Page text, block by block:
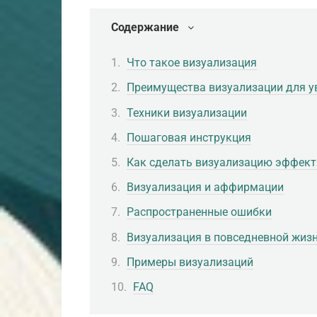
Содержание
Что такое визуализация
Преимущества визуализации для
Техники визуализации
Пошаговая инструкция
Как сделать визуализацию
Визуализация и аффирмации
Распространенные ошибки
Визуализация в повседневной
Примеры визуализаций
FAQ